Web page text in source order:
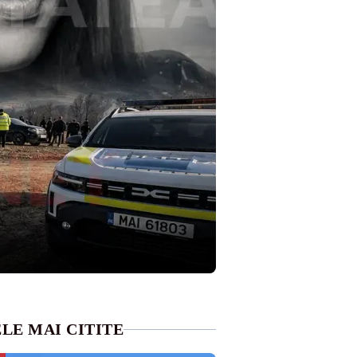
MAI CITITE